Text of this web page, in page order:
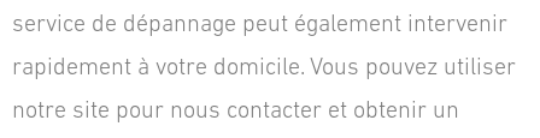
service de dépannage peut également intervenir
rapidement à votre domicile. Vous pouvez utiliser
notre site pour nous contacter et obtenir un